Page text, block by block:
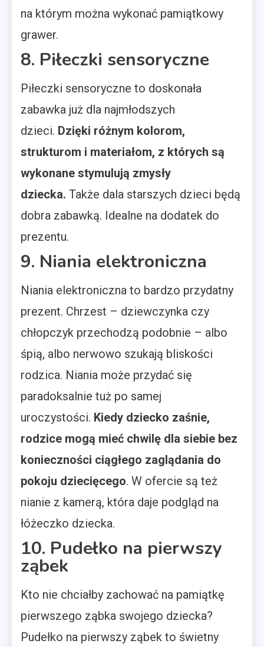
na którym można wykonać pamiątkowy
grawer.
8. Piłeczki sensoryczne
Piłeczki sensoryczne to doskonała
zabawka już dla najmłodszych
dzieci. Dzięki różnym kolorom,
strukturom i materiałom, z których są
wykonane stymulują zmysły
dziecka. Także dala starszych dzieci będą
dobra zabawką. Idealne na dodatek do
prezentu.
9. Niania elektroniczna
Niania elektroniczna to bardzo przydatny
prezent. Chrzest – dziewczynka czy
chłopczyk przechodzą podobnie – albo
śpią, albo nerwowo szukają bliskości
rodzica. Niania może przydać się
paradoksalnie tuż po samej
uroczystości. Kiedy dziecko zaśnie,
rodzice mogą mieć chwilę dla siebie bez
konieczności ciągłego zaglądania do
pokoju dziecięcego. W ofercie są też
nianie z kamerą, która daje podgląd na
łóżeczko dziecka.
10. Pudełko na pierwszy
ząbek
Kto nie chciałby zachować na pamiątkę
pierwszego ząbka swojego dziecka?
Pudełko na pierwszy ząbek to świetny